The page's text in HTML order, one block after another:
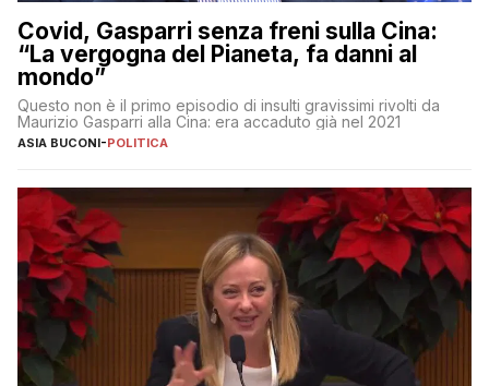
Covid, Gasparri senza freni sulla Cina:
“La vergogna del Pianeta, fa danni al
mondo”
Questo non è il primo episodio di insulti gravissimi rivolti da
Maurizio Gasparri alla Cina: era accaduto già nel 2021
ASIA BUCONI-POLITICA